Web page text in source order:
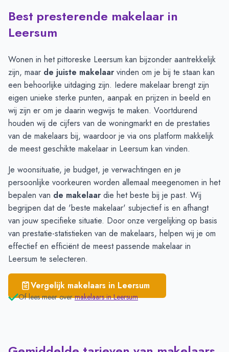
Verkoopprijzen in andere plaatsen per m2-Afgelopen 3
Driebergen-Rijsenburg
€ 5.600
Doorn
€ 5.498
Wijk bij Duurstede
€ 5.030
Maarn
€ 4.878
Rhenen
€ 4.850
Amerongen
€ 4.643
Best presterende makelaar in
Leersum
Wonen in het pittoreske Leersum kan bijzonder aantrekkelijk
zijn, maar de juiste makelaar vinden om je bij te staan kan
een behoorlijke uitdaging zijn. Iedere makelaar brengt zijn
eigen unieke sterke punten, aanpak en prijzen in beeld en
wij zijn er om je daarin wegwijs te maken. Voortdurend
houden wij de cijfers van de woningmarkt en de prestaties
van de makelaars bij, waardoor je via ons platform makkelijk
de meest geschikte makelaar in Leersum kan vinden.
Je woonsituatie, je budget, je verwachtingen en je
persoonlijke voorkeuren worden allemaal meegenomen in het
bepalen van de makelaar die het beste bij je past. Wij
begrijpen dat de 'beste makelaar' subjectief is en afhangt
van jouw specifieke situatie. Door onze vergelijking op basis
van prestatie-statistieken van de makelaars, helpen wij je om
effectief en efficiënt de meest passende makelaar in
Leersum te selecteren.
Vergelijk makelaars in Leersum
Of lees meer over makelaars inLeersum